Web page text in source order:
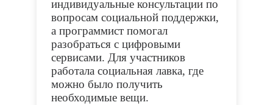
индивидуальные консультации по
вопросам социальной поддержки,
а программист помогал
разобраться с цифровыми
сервисами. Для участников
работала социальная лавка, где
можно было получить
необходимые вещи.